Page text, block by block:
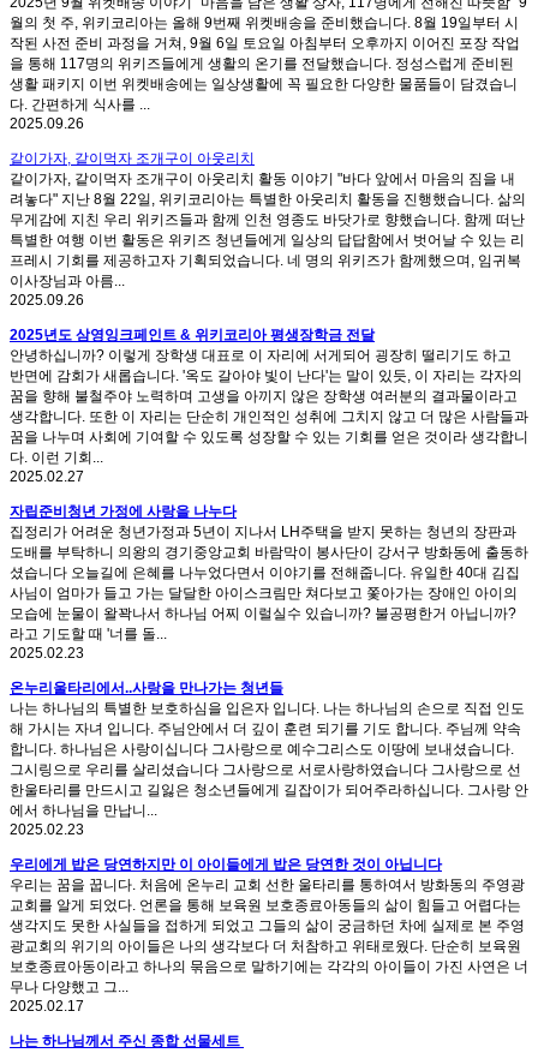
월의 첫 주, 위키코리아는 올해 9번째 위켓배송을 준비했습니다. 8월 19일부터 시
작된 사전 준비 과정을 거쳐, 9월 6일 토요일 아침부터 오후까지 이어진 포장 작업
을 통해 117명의 위키즈들에게 생활의 온기를 전달했습니다. 정성스럽게 준비된
생활 패키지 이번 위켓배송에는 일상생활에 꼭 필요한 다양한 물품들이 담겼습니
다. 간편하게 식사를 ...
2025.09.26
같이가자, 같이먹자 조개구이 아웃리치
같이가자, 같이먹자 조개구이 아웃리치 활동 이야기 "바다 앞에서 마음의 짐을 내
려놓다" 지난 8월 22일, 위키코리아는 특별한 아웃리치 활동을 진행했습니다. 삶의
무게감에 지친 우리 위키즈들과 함께 인천 영종도 바닷가로 향했습니다. 함께 떠난
특별한 여행 이번 활동은 위키즈 청년들에게 일상의 답답함에서 벗어날 수 있는 리
프레시 기회를 제공하고자 기획되었습니다. 네 명의 위키즈가 함께했으며, 임귀복
이사장님과 아름...
2025.09.26
2025년도 삼영잉크페인트 & 위키코리아 평생장학금 전달
안녕하십니까? 이렇게 장학생 대표로 이 자리에 서게되어 굉장히 떨리기도 하고
반면에 감회가 새롭습니다. '옥도 갈아야 빛이 난다'는 말이 있듯, 이 자리는 각자의
꿈을 향해 불철주야 노력하며 고생을 아끼지 않은 장학생 여러분의 결과물이라고
생각합니다. 또한 이 자리는 단순히 개인적인 성취에 그치지 않고 더 많은 사람들과
꿈을 나누며 사회에 기여할 수 있도록 성장할 수 있는 기회를 얻은 것이라 생각합니
다. 이런 기회...
2025.02.27
자립준비청년 가정에 사랑을 나누다
집정리가 어려운 청년가정과 5년이 지나서 LH주택을 받지 못하는 청년의 장판과
도배를 부탁하니 의왕의 경기중앙교회 바람막이 봉사단이 강서구 방화동에 출동하
셨습니다 오늘길에 은혜를 나누었다면서 이야기를 전해줍니다. 유일한 40대 김집
사님이 엄마가 들고 가는 달달한 아이스크림만 쳐다보고 쫓아가는 장애인 아이의
모습에 눈물이 왈꽉나서 하나님 어찌 이럴실수 있습니까? 불공평한거 아닙니까?
라고 기도할 때 '너를 돌...
2025.02.23
온누리울타리에서..사랑을 만나가는 청년들
나는 하나님의 특별한 보호하심을 입은자 입니다. 나는 하나님의 손으로 직접 인도
해 가시는 자녀 입니다. 주님안에서 더 깊이 훈련 되기를 기도 합니다. 주님께 약속
합니다. 하나님은 사랑이십니다 그사랑으로 예수그리스도 이땅에 보내셨습니다.
그시링으로 우리를 살리셨습니다 그사랑으로 서로사랑하였습니다 그사랑으로 선
한울타리를 만드시고 길잃은 청소년들에게 길잡이가 되어주라하십니다. 그사랑 안
에서 하나님을 만납니...
2025.02.23
우리에게 밥은 당연하지만 이 아이들에게 밥은 당연한 것이 아닙니다
우리는 꿈을 꿉니다. 처음에 온누리 교회 선한 울타리를 통하여서 방화동의 주영광
교회를 알게 되었다. 언론을 통해 보육원 보호종료아동들의 삶이 힘들고 어렵다는
생각지도 못한 사실들을 접하게 되었고 그들의 삶이 궁금하던 차에 실제로 본 주영
광교회의 위기의 아이들은 나의 생각보다 더 처참하고 위태로웠다. 단순히 보육원
보호종료아동이라고 하나의 묶음으로 말하기에는 각각의 아이들이 가진 사연은 너
무나 다양했고 그...
2025.02.17
나는 하나님께서 주신 종합 선물세트